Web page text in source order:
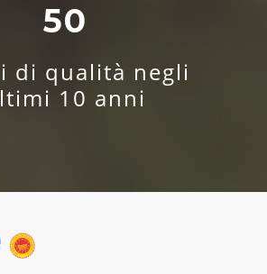
50
di qualità negli
10 anni